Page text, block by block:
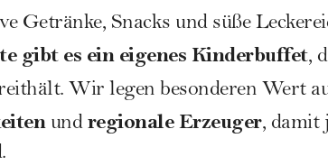
Getränke, Snacks und süße
gibt es ein eigenes Kinderbuffet,
Wir legen besonderen Wert
und regionale Erzeuger, damit